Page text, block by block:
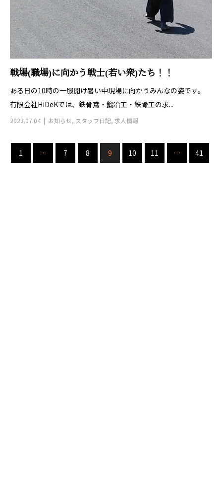
戦場(職場)に向かう戦士(若い衆)たち！！
ある日の10時の一服開け暑い中現場に向かうみんなの姿です。
有限会社HiDeKでは、鉄骨鳶・鍛冶工・鉄骨工の求...
2023.07.04 お知らせ, スタッフ日記, 求人情報
1 … 7 8 9 10 11 … 41